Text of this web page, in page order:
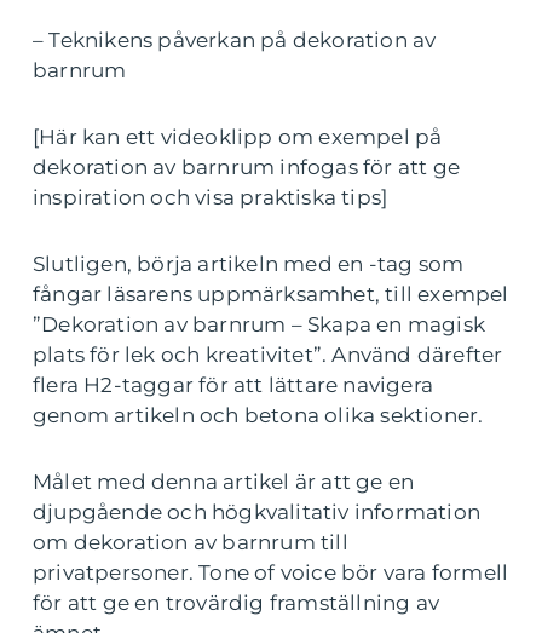
– Teknikens påverkan på dekoration av
barnrum
[Här kan ett videoklipp om exempel på
dekoration av barnrum infogas för att ge
inspiration och visa praktiska tips]
Slutligen, börja artikeln med en -tag som
fångar läsarens uppmärksamhet, till exempel
”Dekoration av barnrum – Skapa en magisk
plats för lek och kreativitet”. Använd därefter
flera H2-taggar för att lättare navigera
genom artikeln och betona olika sektioner.
Målet med denna artikel är att ge en
djupgående och högkvalitativ information
om dekoration av barnrum till
privatpersoner. Tone of voice bör vara formell
för att ge en trovärdig framställning av